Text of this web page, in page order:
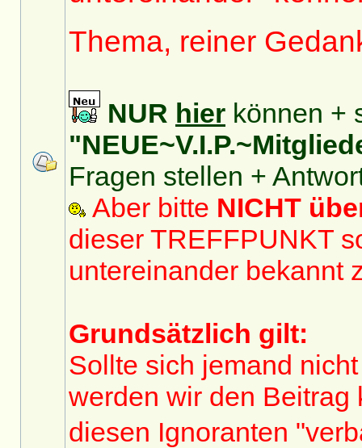
Thema, reiner
NUR hier können +
Fragen stellen +
Aber bitte NICHT
dieser TREFFPUNKT
untereinander bekannt
Grundsätzlich gilt:
Sollte sich jemand
werden wir den Beitrag
diesen Ignoranten